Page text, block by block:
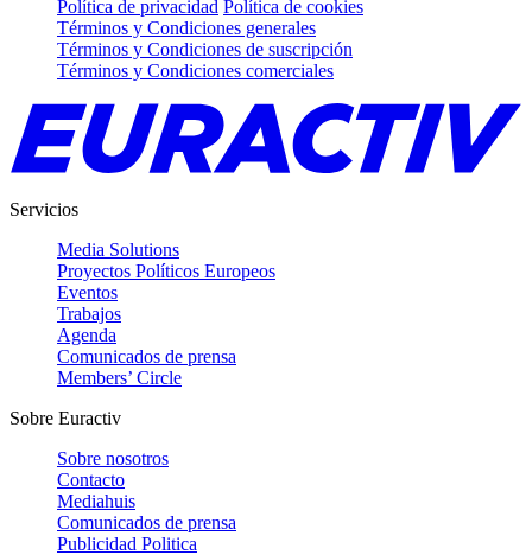
Política de privacidad Política de cookies
Términos y Condiciones generales
Términos y Condiciones de suscripción
Términos y Condiciones comerciales
Servicios
Media Solutions
Proyectos Políticos Europeos
Eventos
Trabajos
Agenda
Comunicados de prensa
Members’ Circle
Sobre Euractiv
Sobre nosotros
Contacto
Mediahuis
Comunicados de prensa
Publicidad Politica